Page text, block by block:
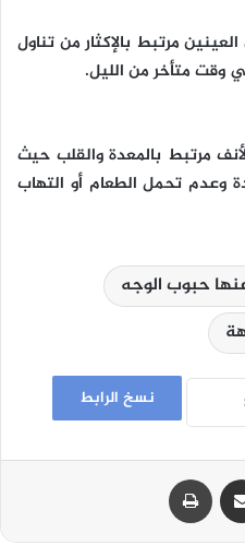
مرتبط بالإكثار من تناول
وقت متأخر من الليل.
مرتبط بالمعدة والقلب حيث
وعدم تحمل الطعام أو التهاب
حبوب الوجه
نسخ الرابط
مشاركة عبر البريد